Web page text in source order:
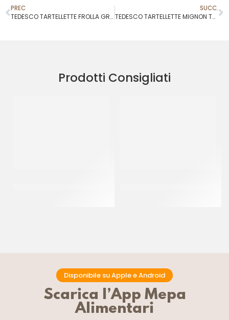
PREC
TEDESCO TARTELLETTE FROLLA GRANDI Ø 70 H20
SUCC.
TEDESCO TARTELLETTE MIGNON TUTTO BURRO
Prodotti Consigliati
Disponibile su Apple e Android
Scarica l’App Mepa
Alimentari